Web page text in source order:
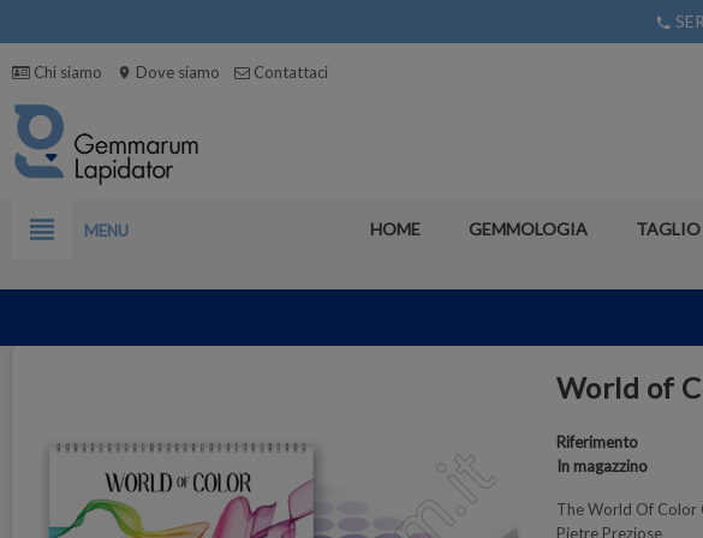
phone
Chi siamo location_on Dove siamo Contattaci
view_headline MENU HOME GEMMOLOGIA TAGLIO
World of
Riferimento
In magazzino
The World Of Color
Pietre Preziose